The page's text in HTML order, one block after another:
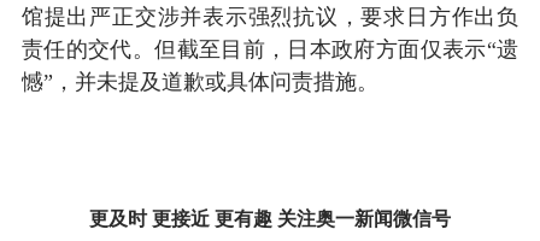
馆提出严正交涉并表示强烈抗议，要求日方作出负
责任的交代。但截至目前，日本政府方面仅表示“遗
憾”，并未提及道歉或具体问责措施。
更及时 更接近 更有趣 关注奥一新闻微信号